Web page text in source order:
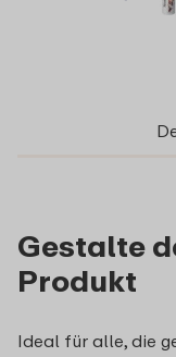
Gestalte
Produkt
Ideal für alle, die